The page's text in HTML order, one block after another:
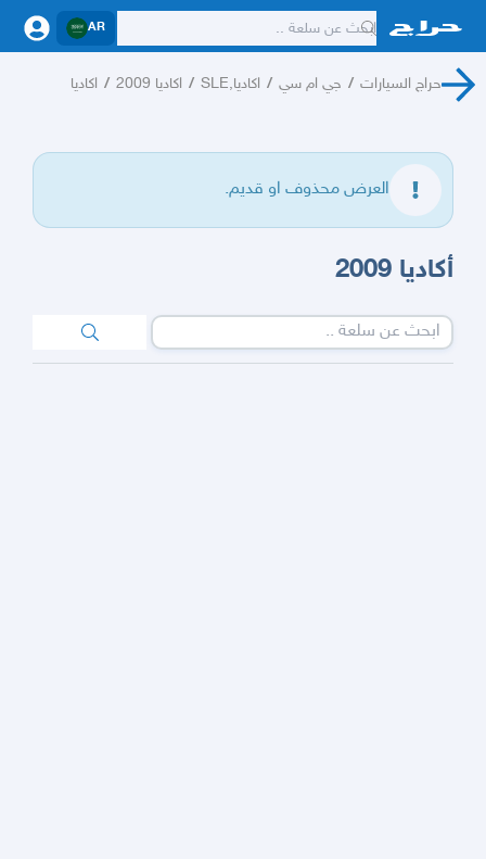
AR
حراج السيارات / جي ام سي / اكاديا,SLE / اكاديا 2009 / اكاديا
العرض محذوف او قديم.
أكاديا 2009